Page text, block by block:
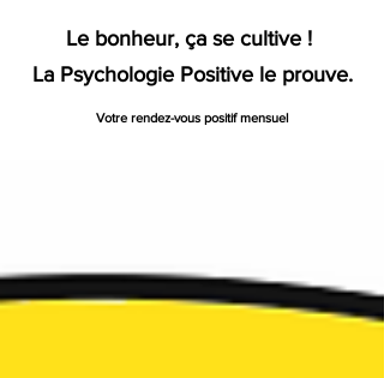
Le bonheur, ça se cultive !
La Psychologie Positive le prouve.
Votre rendez-vous positif mensuel